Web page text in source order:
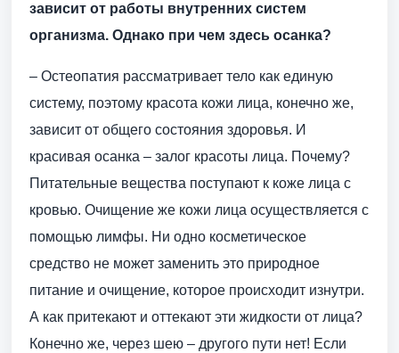
зависит от работы внутренних систем
организма. Однако при чем здесь осанка?
– Остеопатия рассматривает тело как единую
систему, поэтому красота кожи лица, конечно же,
зависит от общего состояния здоровья. И
красивая осанка – залог красоты лица. Почему?
Питательные вещества поступают к коже лица с
кровью. Очищение же кожи лица осуществляется с
помощью лимфы. Ни одно косметическое
средство не может заменить это природное
питание и очищение, которое происходит изнутри.
А как притекают и оттекают эти жидкости от лица?
Конечно же, через шею – другого пути нет! Если